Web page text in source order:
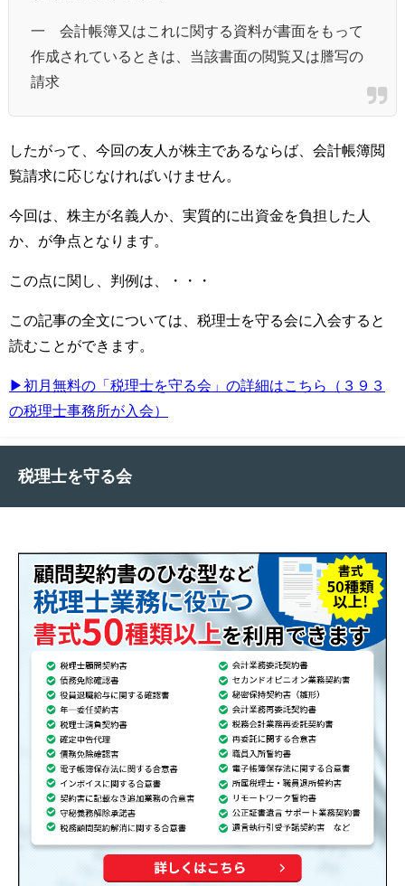
一 会計帳簿又はこれに関する資料が書面をもって
作成されているときは、当該書面の閲覧又は謄写の
請求
したがって、今回の友人が株主であるならば、会計帳簿閲
覧請求に応じなければいけません。
今回は、株主が名義人か、実質的に出資金を負担した人
か、が争点となります。
この点に関し、判例は、・・・
この記事の全文については、税理士を守る会に入会すると
読むことができます。
▶初月無料の「税理士を守る会」の詳細はこちら（３９３
の税理士事務所が入会）
税理士を守る会